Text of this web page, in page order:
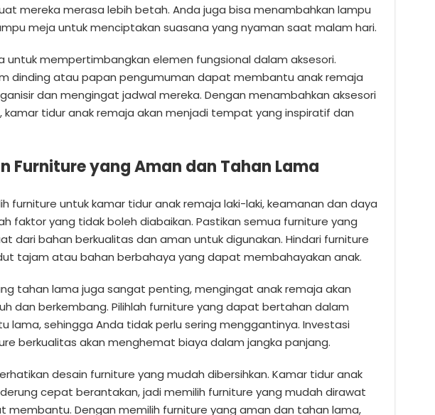
mereka merasa lebih betah. Anda juga bisa menambahkan lampu
meja untuk menciptakan suasana yang nyaman saat malam hari.
untuk mempertimbangkan elemen fungsional dalam aksesori.
dinding atau papan pengumuman dapat membantu anak remaja
dan mengingat jadwal mereka. Dengan menambahkan aksesori
tidur anak remaja akan menjadi tempat yang inspiratif dan
Furniture yang Aman dan Tahan Lama
furniture untuk kamar tidur anak remaja laki-laki, keamanan dan daya
faktor yang tidak boleh diabaikan. Pastikan semua furniture yang
dari bahan berkualitas dan aman untuk digunakan. Hindari furniture
tajam atau bahan berbahaya yang dapat membahayakan anak.
tahan lama juga sangat penting, mengingat anak remaja akan
dan berkembang. Pilihlah furniture yang dapat bertahan dalam
lama, sehingga Anda tidak perlu sering menggantinya. Investasi
berkualitas akan menghemat biaya dalam jangka panjang.
desain furniture yang mudah dibersihkan. Kamar tidur anak
cepat berantakan, jadi memilih furniture yang mudah dirawat
membantu. Dengan memilih furniture yang aman dan tahan lama,